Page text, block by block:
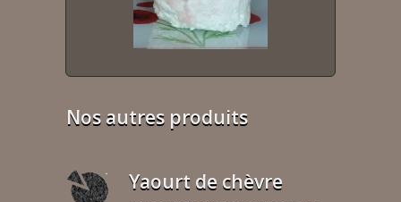
Nos autres produits
Yaourt de chèvre